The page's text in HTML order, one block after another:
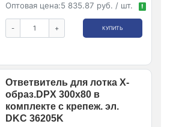
Оптовая цена:5 835.87 руб. / шт. !
- + КУПИТЬ
Ответвитель для лотка Х-
образ.DPX 300х80 в
комплекте с крепеж. эл.
DKC 36205K